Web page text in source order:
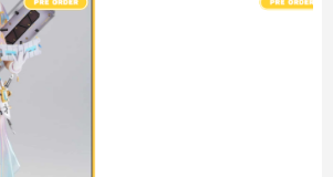
2816or098-777-0035
mfigure.com/
#mo_hinh_nhan_vat
#anime_figure #figure
#mo_hinh_figure
#mo_hinh_tinh #nendoroid